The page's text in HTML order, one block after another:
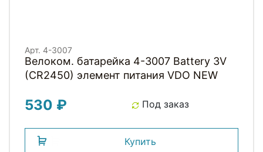
Арт. 4-3007
Велоком. батарейка 4-3007 Battery 3V
(CR2450) элемент питания VDO NEW
530 ₽ Под заказ
Купить